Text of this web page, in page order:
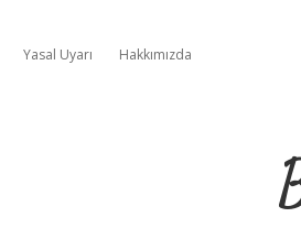
Yasal Uyarı Hakkımızda